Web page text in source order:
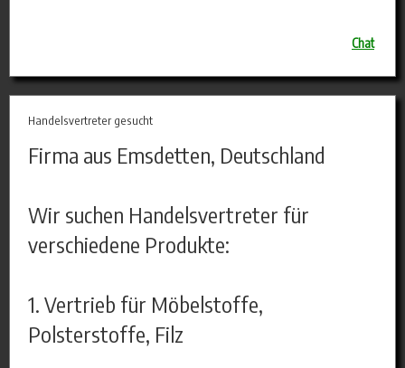
Chat
Handelsvertreter gesucht
Firma aus Emsdetten, Deutschland
Wir suchen Handelsvertreter für
verschiedene Produkte:
1. Vertrieb für Möbelstoffe,
Polsterstoffe, Filz